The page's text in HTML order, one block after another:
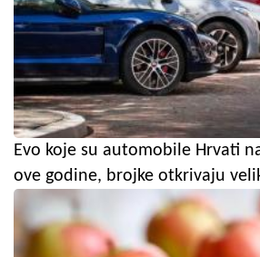
Evo koje su automobile Hrvati
ove godine, brojke otkrivaju